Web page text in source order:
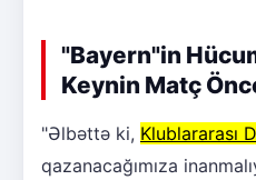
"Bayern"in
Keynin Matç
"Əlbəttə ki, Klublararası
qazanacağımıza